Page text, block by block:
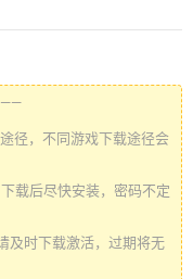
径，不同游戏下载途径会
载后尽快安装，密码不定
及时下载激活，过期将无